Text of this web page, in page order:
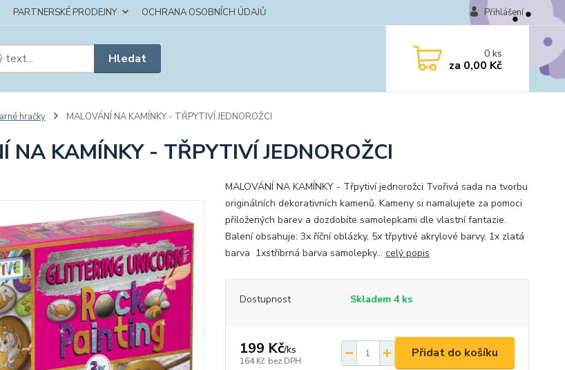
PARTNERSKÉ PRODEJNY OCHRANA OSOBNÍCH ÚDAJŮ Přihlášení
Hledat 0ks
za 0,00 Kč
hračky MALOVÁNÍ NA KAMÍNKY - TŘPYTIVÍ JEDNOROŽCI
NA KAMÍNKY - TŘPYTIVÍ JEDNOROŽCI
MALOVÁNÍ NA KAMÍNKY - Třpytiví jednorožci Tvořivá sada na tvorbu
originálních dekorativních kamenů. Kameny si namalujete za pomoci
přiložených barev a dozdobíte samolepkami dle vlastní fantazie.
Balení obsahuje: 3x říční oblázky, 5x třpytivé akrylové barvy, 1x zlatá
barva 1xstříbrná barva samolepky... celý popis
Dostupnost Skladem 4 ks
199 Kč/ks
164 Kč bez DPH
Přidat do košíku